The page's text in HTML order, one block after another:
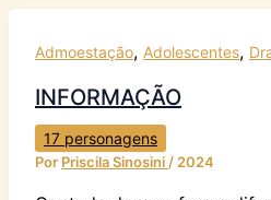
Admoestação, Adolescentes,
INFORMAÇÃO
17 personagens
Por Priscila Sinosini / 2024